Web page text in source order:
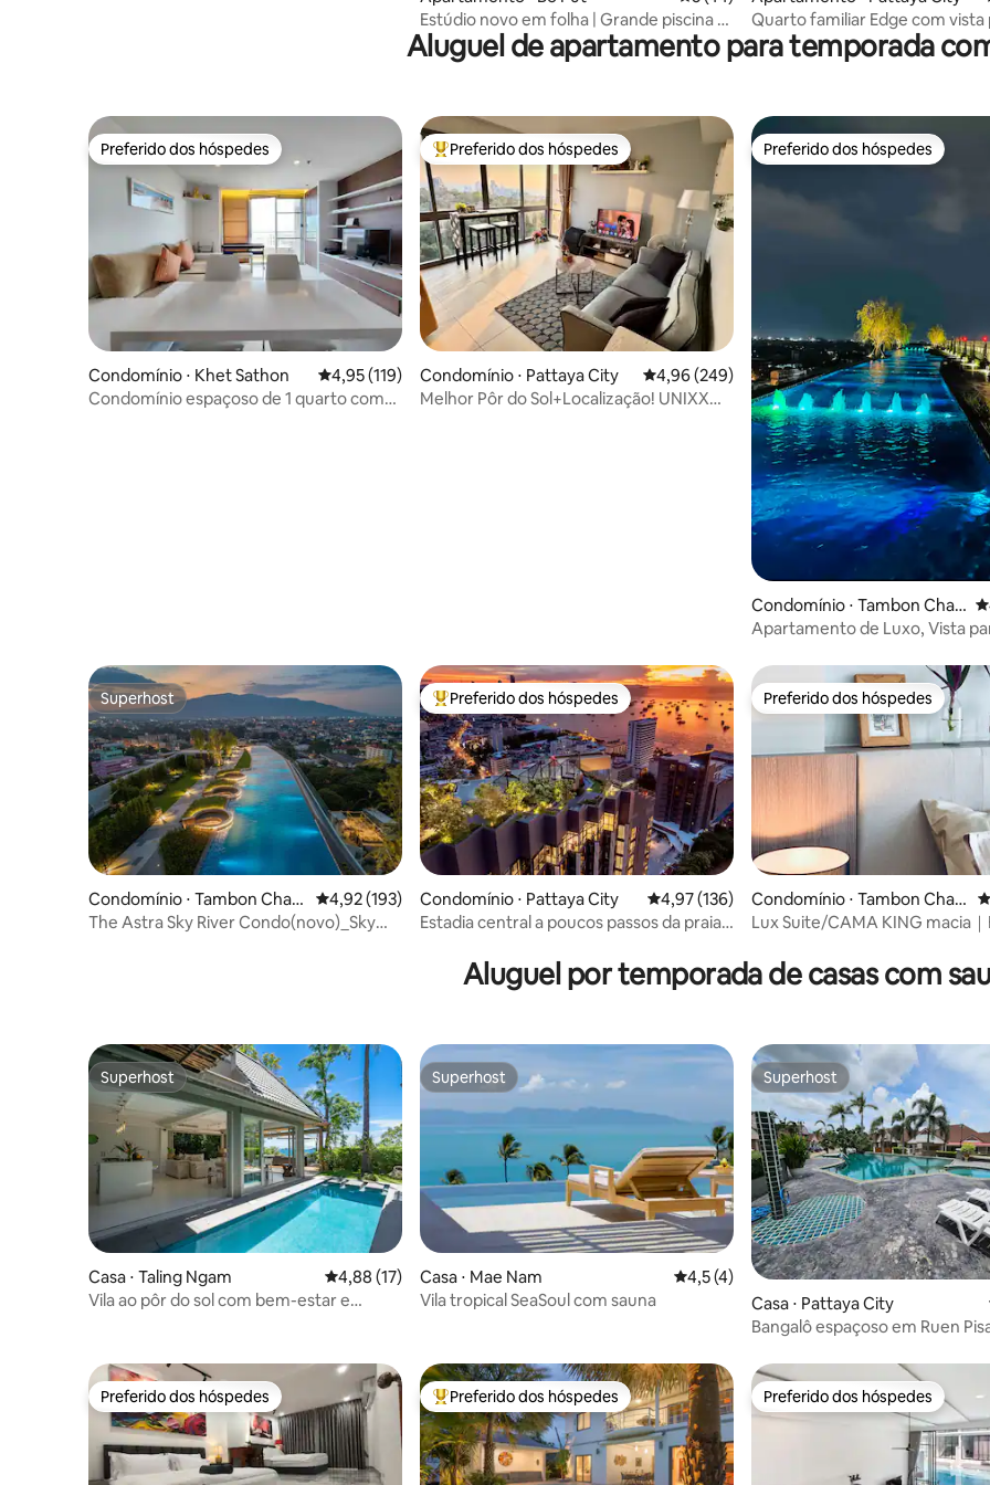
Estúdio novo em folha | Grande piscina e
academia | 7 minutos da praia!
Quarto familiar Edge com vista
mar! Piscina no terraço #E18
Aluguel de apartamento para temporada
Preferido dos hóspedes
Preferido dos hóspedes
Condomínio ⋅ Khet Sathon 4,95 de uma avaliação média de 5, 119 avaliações
4,95 (119)
Condomínio espaçoso de 1 quarto com
Entre os melhores preferidos dos hóspedes
Preferido dos hóspedes
Condomínio ⋅ Pattaya City 4,96 de uma avaliação média de 5, 249
4,96 (249)
Melhor Pôr do Sol+Localização! UNIXX
Preferido dos hóspedes
Preferido dos hóspedes
Condomínio ⋅ Tambon Chan
g Khlan
Apartamento de Luxo, Vista
Gratuito/Piscina/Ginásio/Wi-Fi
Superhost
Superhost
Condomínio ⋅ Tambon Chan
g Khlan
4,92 de uma avaliação média de 5, 193 avaliações
4,92 (193)
The Astra Sky River Condo(novo)_Sky
Entre os melhores preferidos dos hóspedes
Preferido dos hóspedes
Condomínio ⋅ Pattaya City 4,97 de uma avaliação média de 5, 136
4,97 (136)
Estadia central a poucos passos da praia
Preferido dos hóspedes
Preferido dos hóspedes
Condomínio ⋅ Tambon Chan
g Khlan
Lux Suite/CAMA KING macia
Aluguel por temporada de casas com
Superhost
Superhost
Casa ⋅ Taling Ngam 4,88 de uma avaliação média de 5, 17 avaliações
4,88 (17)
Vila ao pôr do sol com bem-estar e
Superhost
Superhost
Casa ⋅ Mae Nam 4,5 de uma avaliação média de 5, 4
4,5 (4)
Vila tropical SeaSoul com sauna
Superhost
Superhost
Casa ⋅ Pattaya City
Bangalô espaçoso em Ruen
Preferido dos hóspedes
Preferido dos hóspedes Entre os melhores preferidos dos hóspedes
Preferido dos hóspedes Preferido dos hóspedes
Preferido dos hóspedes